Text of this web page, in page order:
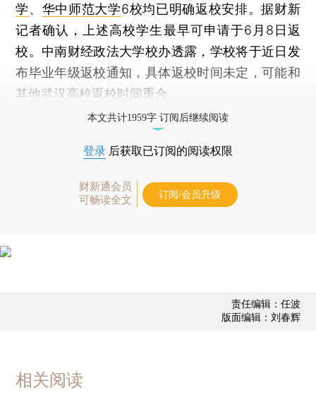
学、 华中师范大学6校均已明确返校安排。据财新
记者确认，上述高校学生最早可申请于6月8日返
校。中南财经政法大学校办透露，学校将于近日发
布毕业年级返校通知，具体返校时间未定，可能和
其他武汉高校返校时间重合。
本文共计1959字 订阅后继续阅读
登录 后获取已订阅的阅读权限
财新通会员
可畅读全文
订阅/会员升级
责任编辑：任波
版面编辑：刘春辉
相关阅读